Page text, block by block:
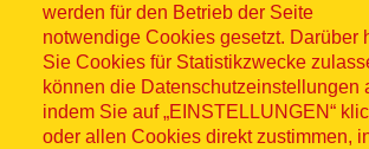
werden für den Betrieb der Seite
notwendige Cookies gesetzt. Darüber
Sie Cookies für Statistikzwecke
können die Datenschutzeinstellungen
indem Sie auf „EINSTELLUNGEN“
oder allen Cookies direkt zustimmen,
Sitemap